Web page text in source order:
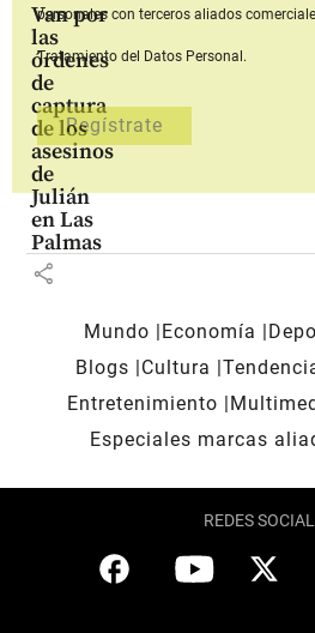
Van por
las
órdenes
de
captura
de los
asesinos
de
Julián
en Las
Palmas
share
personales con terceros aliados
Tratamiento del Datos Personal.
Mundo Economía
Blogs
Cultura
Entretenimiento
Especiales marcas
REDES